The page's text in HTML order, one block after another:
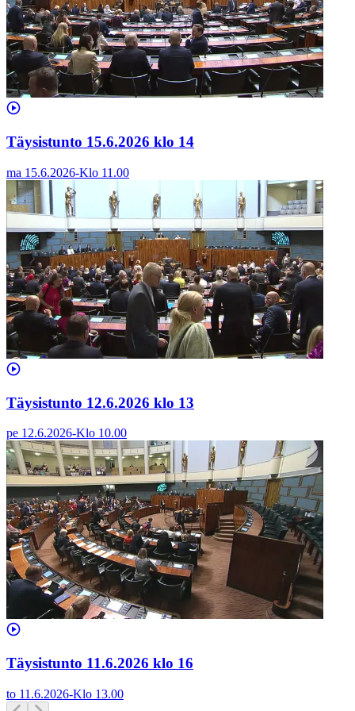
Täysistunto 15.6.2026 klo 14
ma 15.6.2026-Klo 11.00
Täysistunto 12.6.2026 klo 13
pe 12.6.2026-Klo 10.00
Täysistunto 11.6.2026 klo 16
to 11.6.2026-Klo 13.00